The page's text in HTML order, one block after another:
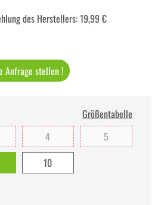
des Herstellers:19,99 €
Anfrage stellen !
Größentabelle
4
5
10